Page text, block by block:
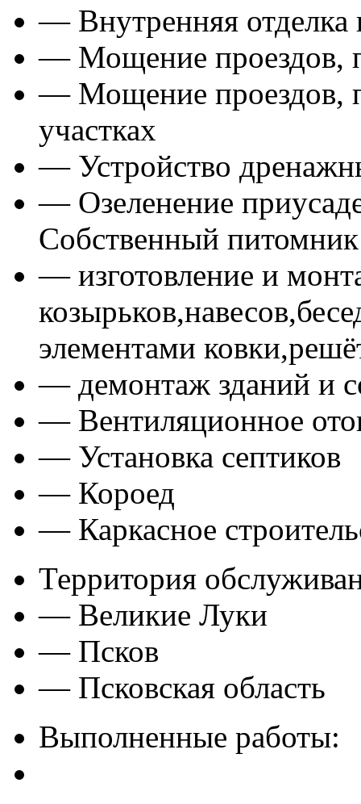
— Внутренняя
— Мощение проездов,
— Мощение проездов,
участках
— Устройство
— Озеленение
Собственный питомник
— изготовление и
элементами
— демонтаж зданий и
— Вентиляционное
— Установка септиков
— Короед
— Каркасное
Территория
— Великие Луки
— Псков
— Псковская область
Выполненные работы: